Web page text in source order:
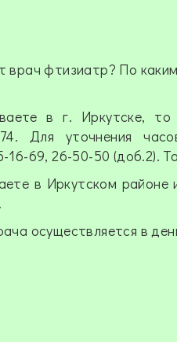
врач фтизиатр? По
в г. Иркутске, то
74. Для уточнения
16-69, 26-50-50 (доб.2).
в Иркутском районе
осуществляется в